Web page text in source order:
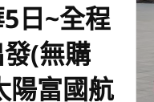
日~全程
(無購
陽富國航